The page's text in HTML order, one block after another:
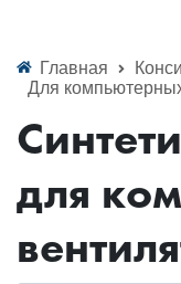
Главная
Для
для